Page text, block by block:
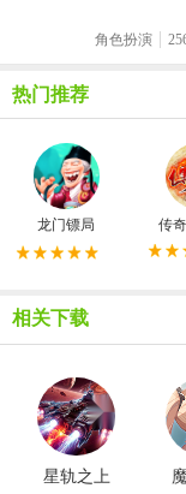
角色扮演
热门推荐
龙门镖局 传
相关下载
星轨之上